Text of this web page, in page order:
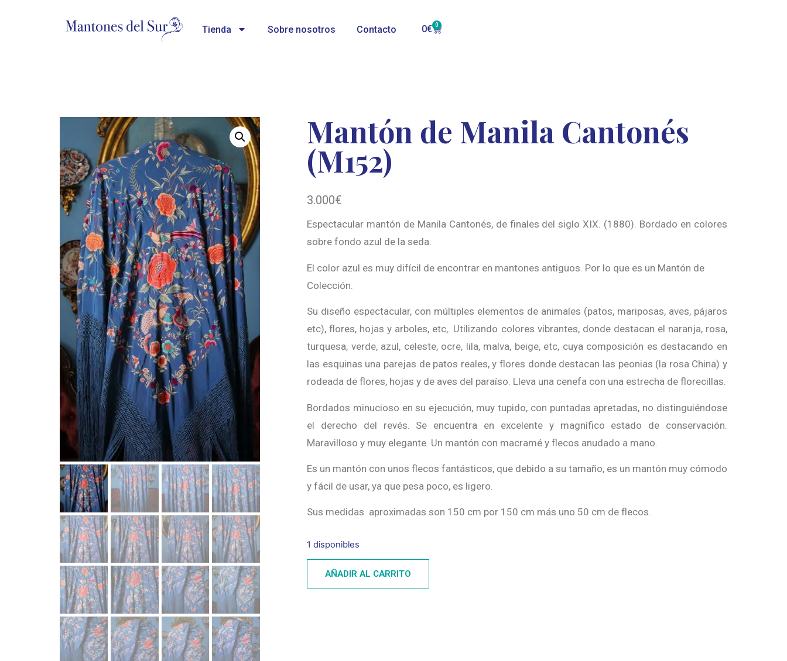
Tienda Sobre nosotros Contacto 0€ 0
Mantón de Manila Cantonés
(M152)
3.000€
Espectacular mantón de Manila Cantonés, de finales del siglo XIX. (1880). Bordado en colores
sobre fondo azul de la seda.
El color azul es muy difícil de encontrar en mantones antiguos. Por lo que es un Mantón de
Colección.
Su diseño espectacular, con múltiples elementos de animales (patos, mariposas, aves, pájaros
etc), flores, hojas y arboles, etc,. Utilizando colores vibrantes, donde destacan el naranja, rosa,
turquesa, verde, azul, celeste, ocre, lila, malva, beige, etc, cuya composición es destacando en
las esquinas una parejas de patos reales, y flores donde destacan las peonias (la rosa China) y
rodeada de flores, hojas y de aves del paraíso. Lleva una cenefa con una estrecha de florecillas.
Bordados minucioso en su ejecución, muy tupido, con puntadas apretadas, no distinguiéndose
el derecho del revés. Se encuentra en excelente y magnífico estado de conservación.
Maravilloso y muy elegante. Un mantón con macramé y flecos anudado a mano.
Es un mantón con unos flecos fantásticos, que debido a su tamaño, es un mantón muy cómodo
y fácil de usar, ya que pesa poco, es ligero.
Sus medidas aproximadas son 150 cm por 150 cm más uno 50 cm de flecos.
1 disponibles
AÑADIR AL CARRITO